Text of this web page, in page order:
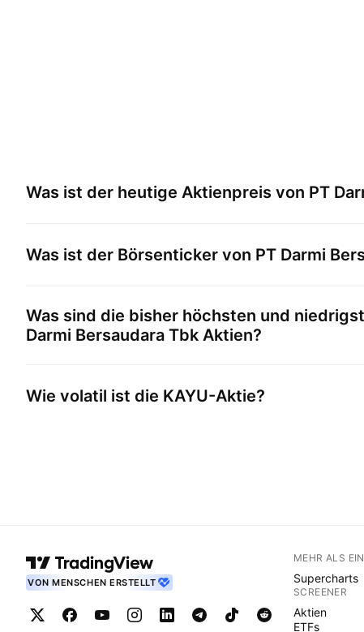
Was ist der heutige Aktienpreis von PT
Was ist der Börsenticker von PT Darmi
Was sind die bisher höchsten und
Darmi Bersaudara Tbk Aktien?
Wie volatil ist die KAYU-Aktie?
VON MENSCHEN ERSTELLT
MEHR ALS
Supercharts
SCREENER
Aktien
ETFs